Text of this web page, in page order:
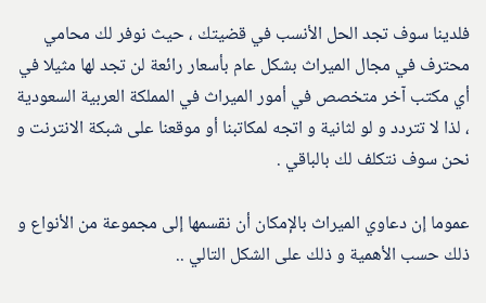
فلدينا سوف تجد الحل الأنسب في قضيتك ، حيث نوفر لك محامي
محترف في مجال الميراث بشكل عام بأسعار رائعة لن تجد لها مثيلا في
أي مكتب آخر متخصص في أمور الميراث في المملكة العربية السعودية
، لذا لا تتردد و لو لثانية و اتجه لمكاتبنا أو موقعنا على شبكة الانترنت و
نحن سوف نتكلف لك بالباقي .
عموما إن دعاوي الميراث بالإمكان أن نقسمها إلى مجموعة من الأنواع و
ذلك حسب الأهمية و ذلك على الشكل التالي ..